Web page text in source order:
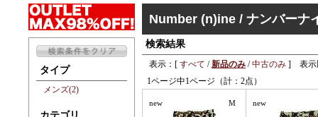
タイプ
メンズ(2)
Number (n)ine / ナンバーナ
検索結果
表示：[ すべて /新品のみ /中古のみ ] 表示
1ページ中1ページ（計：2点）
new M new